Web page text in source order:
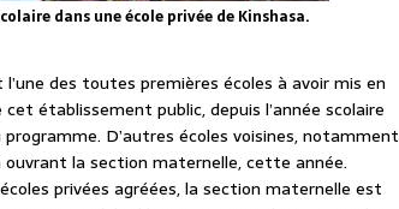
dans une école privée de Kinshasa.
des toutes premières écoles à avoir mis en
établissement public, depuis l’année scolaire
D’autres écoles voisines, notamment
la section maternelle, cette année.
privées agréées, la section maternelle est